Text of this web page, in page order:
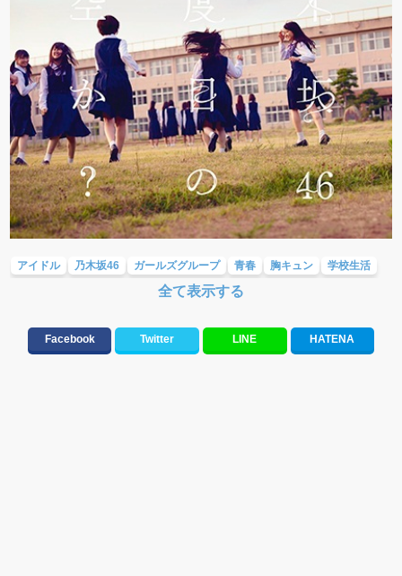
アイドル 乃木坂46 ガールズグループ 青春 胸キュン 学校生活
全て表示する
Facebook Twitter LINE HATENA